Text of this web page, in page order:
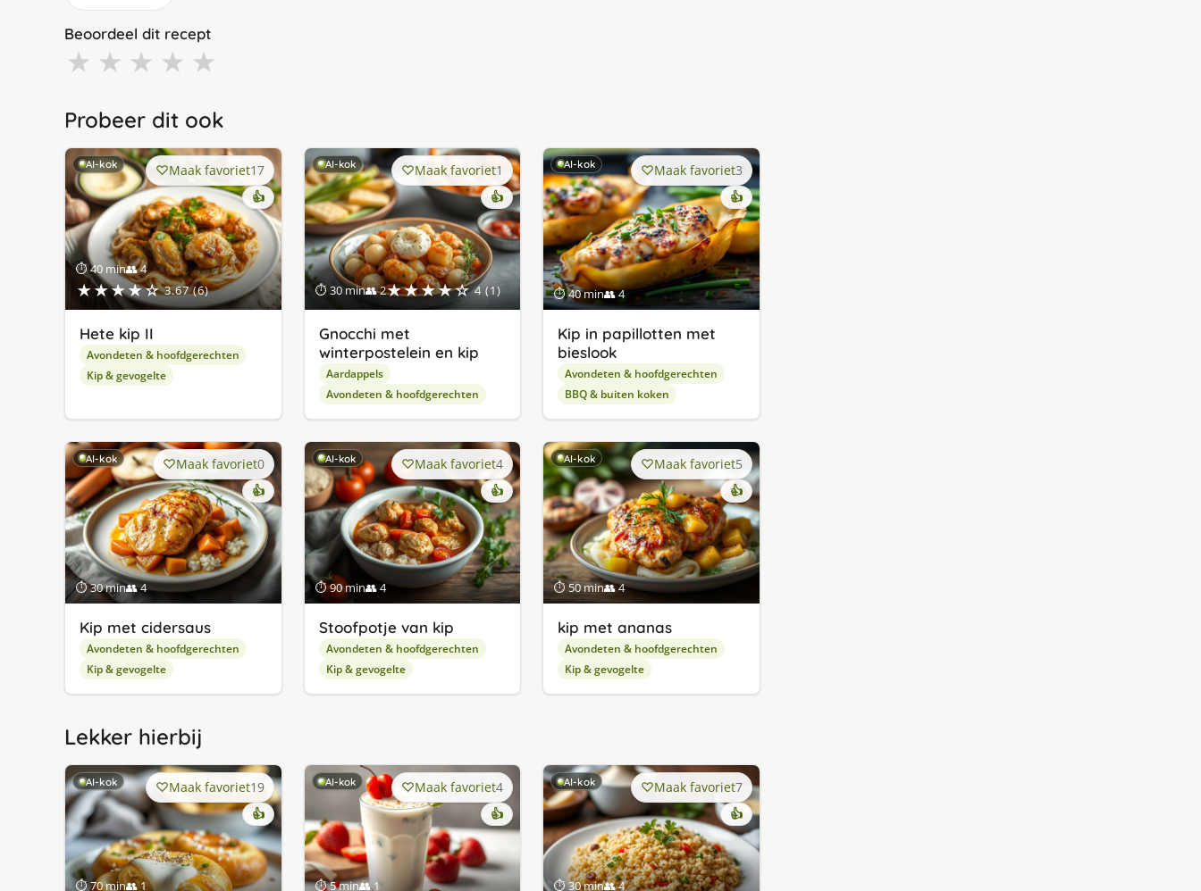
Beoordeel dit recept
★ ★ ★ ★ ★
Probeer dit ook
AI-kok
⏱ 40 min👥 4
★★★★☆ 3.67 (6)
Maak favoriet17
👍
Hete kip II
Avondeten & hoofdgerechten
Kip & gevogelte
AI-kok
⏱ 30 min👥 2★★★★☆ 4 (1)
Maak favoriet1
👍
Gnocchi met
winterpostelein en kip
Aardappels
Avondeten & hoofdgerechten
AI-kok
⏱ 40 min👥 4
Maak favoriet3
👍
Kip in papillotten met
bieslook
Avondeten & hoofdgerechten
BBQ & buiten koken
AI-kok
⏱ 30 min👥 4
Maak favoriet0
👍
Kip met cidersaus
Avondeten & hoofdgerechten
Kip & gevogelte
AI-kok
⏱ 90 min👥 4
Maak favoriet4
👍
Stoofpotje van kip
Avondeten & hoofdgerechten
Kip & gevogelte
AI-kok
⏱ 50 min👥 4
Maak favoriet5
👍
kip met ananas
Avondeten & hoofdgerechten
Kip & gevogelte
Lekker hierbij
AI-kok
⏱ 70 min👥 1
Maak favoriet19
👍
AI-kok
⏱ 5 min👥 1
Maak favoriet4
👍
AI-kok
⏱ 30 min👥 4
Maak favoriet7
👍